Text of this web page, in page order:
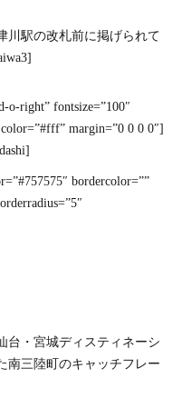
川駅の改札前に掲げられて
o-right” fontsize=”100″
margin=”0 0 0 0″]
bordercolor=””
台・宮城ディスティネーシ
南三陸町のキャッチフレー